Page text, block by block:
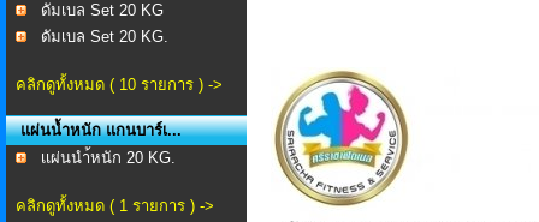
ดัมเบล Set 20 KG
ดัมเบล Set 20 KG.
คลิกดูทั้งหมด ( 10 รายการ ) ->
แผ่นน้ำหนัก แกนบาร์เ...
เเผ่นนำ้หนัก 20 KG.
คลิกดูทั้งหมด ( 1 รายการ ) ->